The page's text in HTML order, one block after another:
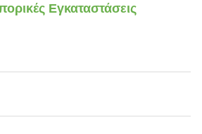
Εγκαταστάσεις